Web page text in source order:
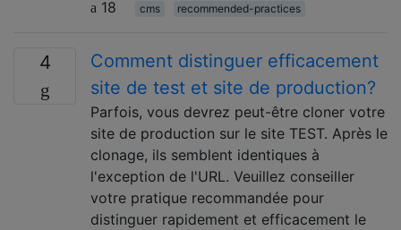
18
cms recommended-practices
4
Comment distinguer efficacement
site de test et site de production?
Parfois, vous devrez peut-être cloner votre
site de production sur le site TEST. Après le
clonage, ils semblent identiques à
l'exception de l'URL. Veuillez conseiller
votre pratique recommandée pour
distinguer rapidement et efficacement le